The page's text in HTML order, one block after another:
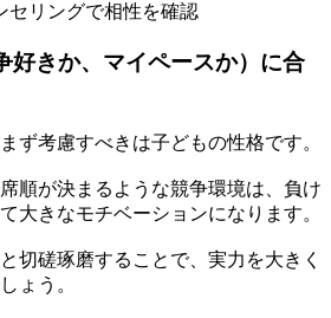
セリングで相性を確認
好きか、マイペースか）に合
ず考慮すべきは子どもの性格です。
順が決まるような競争環境は、負け
大きなモチベーションになります。
切磋琢磨することで、実力を大きく
ょう。